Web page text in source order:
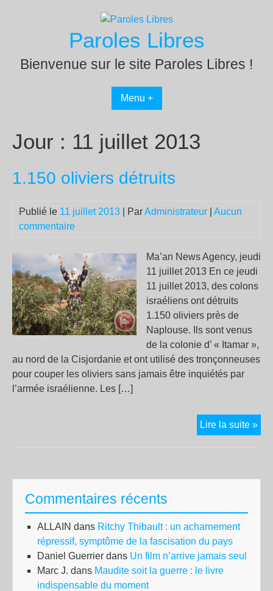
Paroles Libres
Bienvenue sur le site Paroles Libres !
Menu +
Jour : 11 juillet 2013
1.150 oliviers détruits
Publié le 11 juillet 2013 | ParAdministrateur
Aucun
commentaire
Ma’an News Agency, jeudi
11 juillet 2013 En ce jeudi
11 juillet 2013, des colons
israéliens ont détruits
1.150 oliviers près de
Naplouse. Ils sont venus
de la colonie d’ « Itamar »,
au nord de la Cisjordanie et ont utilisé des tronçonneuses
pour couper les oliviers sans jamais être inquiétés par
l’armée israélienne. Les […]
Lire la suite »
Commentaires récents
ALLAIN dans Ritchy Thibault : un acharnement
répressif, symptôme de la fascisation du pays
Daniel Guerrier dans Un film n’arrive jamais seul
Marc J. dans Maudite soit la guerre : le livre
indispensable du moment